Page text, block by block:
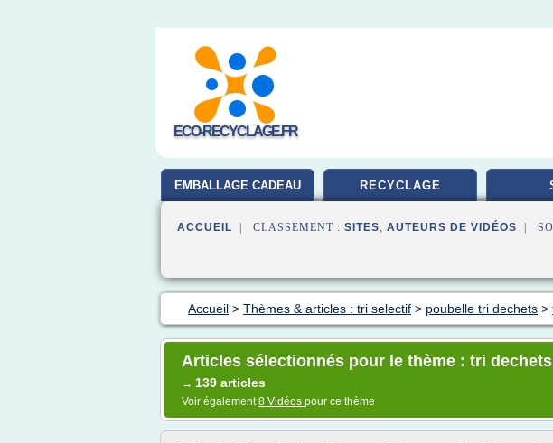
ECO-RECYCLAGE.FR
EMBALLAGE CADEAU RECYCLAGE
ACCUEIL | CLASSEMENT : SITES, AUTEURS DE VIDÉOS |
Accueil > Thèmes & articles : tri selectif > poubelle tri dechets >
Articles sélectionnés pour le thème : tri
→ 139 articles
Voir également8 Vidéos pour ce thème